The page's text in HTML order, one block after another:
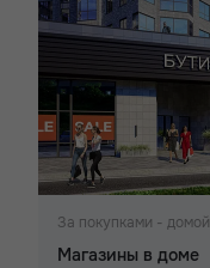
За покупками - домой
Магазины в доме